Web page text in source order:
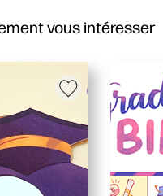
vous intéresser